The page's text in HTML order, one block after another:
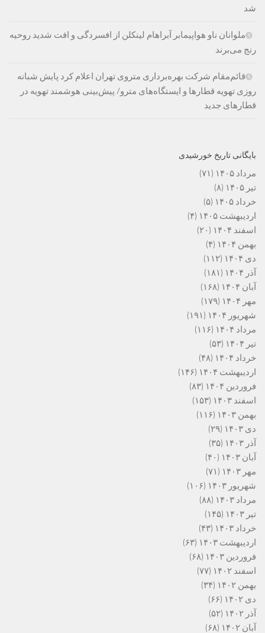
شد
ملوانان ناو هواپیمابر آبراهام لینکلن از افسردگی و افت شدید روحیه
رنج می‌برند
قائم‌مقام شرکت بهره‌برداری متروی تهران اعلام کرد پایش شبانه
روزی تهویه قطارها و ایستگاه‌های مترو/ پیش‌بینی هوشمند تهویه در
قطارهای جدید
بایگانی تاریخ خورشیدی
مرداد ۱۴۰۵
(۷۱)
تیر ۱۴۰۵
(۸)
خرداد ۱۴۰۵
(۵)
اردیبهشت ۱۴۰۵
(۴)
اسفند ۱۴۰۴
(۲۰)
بهمن ۱۴۰۴
(۴)
دی ۱۴۰۴
(۱۱۲)
آذر ۱۴۰۴
(۱۸۱)
آبان ۱۴۰۴
(۱۶۸)
مهر ۱۴۰۴
(۱۷۹)
شهریور ۱۴۰۴
(۱۹۱)
مرداد ۱۴۰۴
(۱۱۶)
تیر ۱۴۰۴
(۵۳)
خرداد ۱۴۰۴
(۴۸)
اردیبهشت ۱۴۰۴
(۱۴۶)
فروردین ۱۴۰۴
(۸۳)
اسفند ۱۴۰۳
(۱۵۳)
بهمن ۱۴۰۳
(۱۱۶)
دی ۱۴۰۳
(۲۹)
آذر ۱۴۰۳
(۳۵)
آبان ۱۴۰۳
(۴۰)
مهر ۱۴۰۳
(۷۱)
شهریور ۱۴۰۳
(۱۰۶)
مرداد ۱۴۰۳
(۸۸)
تیر ۱۴۰۳
(۱۴۵)
خرداد ۱۴۰۳
(۴۳)
اردیبهشت ۱۴۰۳
(۶۳)
فروردین ۱۴۰۳
(۶۸)
اسفند ۱۴۰۲
(۷۷)
بهمن ۱۴۰۲
(۳۴)
دی ۱۴۰۲
(۶۶)
آذر ۱۴۰۲
(۵۲)
آبان ۱۴۰۲
(۶۸)